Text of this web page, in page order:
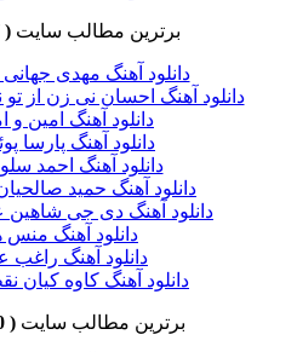
برترین مطالب سایت( 7 روز گذشته )
دانلود آهنگ مهدی جهانی
دانلود آهنگ احسان نی زن از تو
دانلود آهنگ امین و
دانلود آهنگ پارسا
دانلود آهنگ احمد
دانلود آهنگ حمید صالحیان
دانلود آهنگ دی جی شاهین
دانلود آهنگ منس
دانلود آهنگ راغب
دانلود آهنگ کاوه
برترین مطالب سایت( 30 روز گذشته )